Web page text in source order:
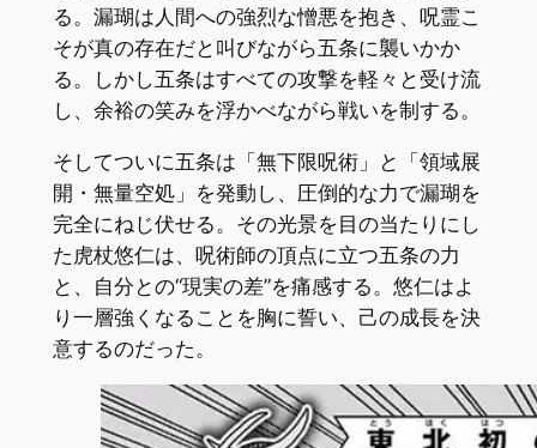
る。漏瑚は人間への強烈な憎悪を抱き、呪霊こ
そが真の存在だと叫びながら五条に襲いかか
る。しかし五条はすべての攻撃を軽々と受け流
し、余裕の笑みを浮かべながら戦いを制する。
そしてついに五条は「無下限呪術」と「領域展
開・無量空処」を発動し、圧倒的な力で漏瑚を
完全にねじ伏せる。その光景を目の当たりにし
た虎杖悠仁は、呪術師の頂点に立つ五条の力
と、自分との“現実の差”を痛感する。悠仁はよ
り一層強くなることを胸に誓い、己の成長を決
意するのだった。